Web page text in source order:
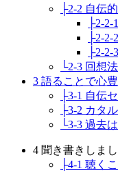
├2-2 自伝
├2-
├2-
├2-
└2-3 回想法
3 語ることで心豊
├3-1 自伝
├3-2 カタ
└3-3 過去
4 聞き書きしまし
├4-1 聴く